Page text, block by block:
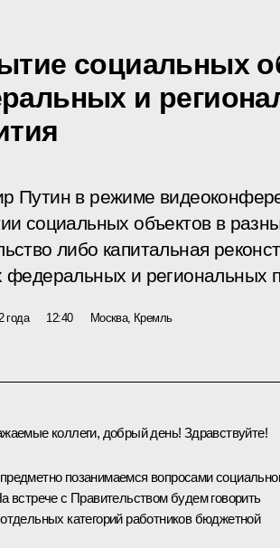
социальных
и
Путин в режиме
социальных объектов в
либо капитальная
федеральных и региональных
года 12:40 Москва, Кремль
коллеги, добрый день! Здравствуйте!
позанимаемся вопросами
встрече с Правительством будем говорить
категорий работников бюджетной